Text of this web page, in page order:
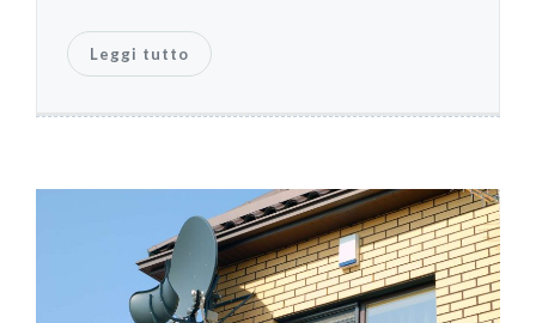
Leggi tutto